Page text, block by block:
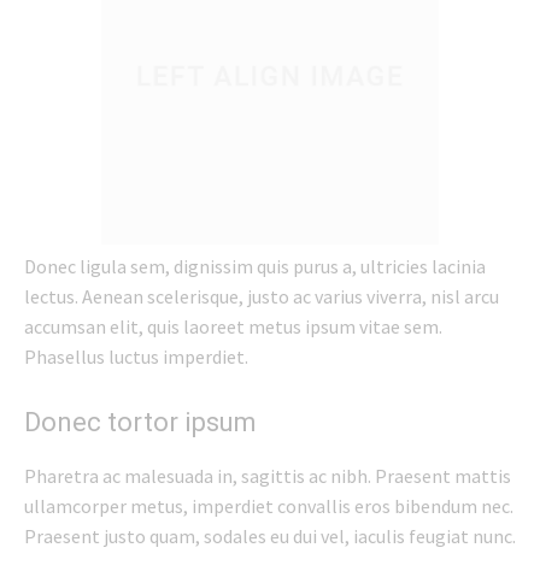
Donec ligula sem, dignissim quis purus a, ultricies lacinia
lectus. Aenean scelerisque, justo ac varius viverra, nisl arcu
accumsan elit, quis laoreet metus ipsum vitae sem.
Phasellus luctus imperdiet.
Donec tortor ipsum
Pharetra ac malesuada in, sagittis ac nibh. Praesent mattis
ullamcorper metus, imperdiet convallis eros bibendum nec.
Praesent justo quam, sodales eu dui vel, iaculis feugiat nunc.